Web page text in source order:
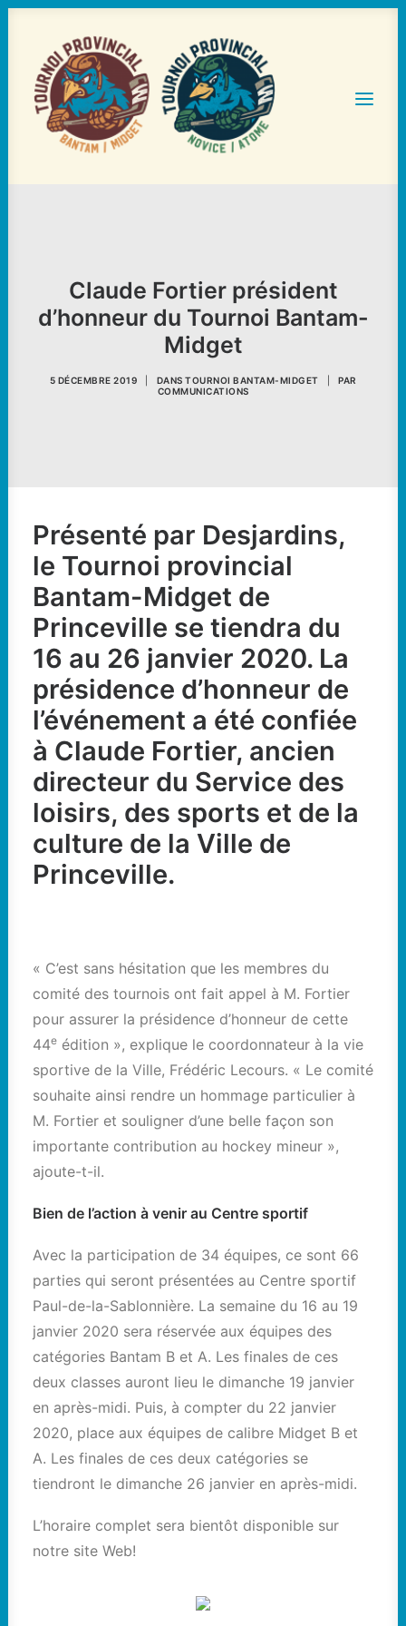
TOURNOIS
HÉBERGEMENT ET RESTAURATION
Claude Fortier président
d’honneur du Tournoi Bantam-
Midget
5 DÉCEMBRE 2019 DANS TOURNOI BANTAM-MIDGET
PAR
COMMUNICATIONS
Présenté par Desjardins,
le Tournoi provincial
Bantam-Midget de
Princeville se tiendra du
16 au 26 janvier 2020. La
présidence d’honneur de
l’événement a été confiée
à Claude Fortier, ancien
directeur du Service des
loisirs, des sports et de la
culture de la Ville de
Princeville.
« C’est sans hésitation que les membres du
comité des tournois ont fait appel à M. Fortier
pour assurer la présidence d’honneur de cette
44e édition », explique le coordonnateur à la vie
sportive de la Ville, Frédéric Lecours. « Le comité
souhaite ainsi rendre un hommage particulier à
M. Fortier et souligner d’une belle façon son
importante contribution au hockey mineur »,
ajoute-t-il.
Bien de l’action à venir au Centre sportif
Avec la participation de 34 équipes, ce sont 66
parties qui seront présentées au Centre sportif
Paul-de-la-Sablonnière. La semaine du 16 au 19
janvier 2020 sera réservée aux équipes des
catégories Bantam B et A. Les finales de ces
deux classes auront lieu le dimanche 19 janvier
en après-midi. Puis, à compter du 22 janvier
2020, place aux équipes de calibre Midget B et
A. Les finales de ces deux catégories se
tiendront le dimanche 26 janvier en après-midi.
L’horaire complet sera bientôt disponible sur
notre site Web!